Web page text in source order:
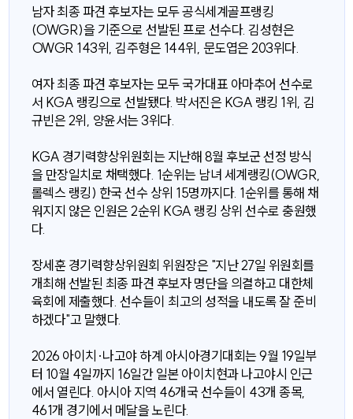
남자 최종 파견 후보자는 모두 공식세계골프랭킹
(OWGR)을 기준으로 선발된 프로 선수다. 김성현은
OWGR 143위, 김주형은 144위, 문도엽은 203위다.
여자 최종 파견 후보자는 모두 국가대표 아마추어 선수로
서 KGA 랭킹으로 선발됐다. 박서진은 KGA 랭킹 1위, 김
규빈은 2위, 양윤서는 3위다.
KGA 경기력향상위원회는 지난해 8월 후보군 선정 방식
을 만장일치로 채택했다. 1순위는 남녀 세계랭킹(OWGR,
롤렉스 랭킹) 한국 선수 상위 15명까지다. 1순위를 통해 채
워지지 않은 인원은 2순위 KGA 랭킹 상위 선수로 충원했
다.
장세훈 경기력향상위원회 위원장은 "지난 27일 위원회를
개최해 선발된 최종 파견 후보자 명단을 의결하고 대한체
육회에 제출했다. 선수들이 최고의 성적을 내도록 잘 준비
하겠다"고 말했다.
2026 아이치·나고야 하계 아시아경기대회는 9월 19일부
터 10월 4일까지 16일간 일본 아이치현과 나고야시 인근
에서 열린다. 아시아 지역 46개국 선수들이 43개 종목,
461개 경기에서 메달을 노린다.